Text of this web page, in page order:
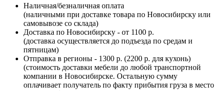
Наличная/безналичная оплата
(наличными при доставке товара по Новосибирску или
самовывозе со склада)
Доставка по Новосибирску - от 1100 р.
(доставка осуществляется до подъезда по средам и
пятницам)
Отправка в регионы - 1300 р. (2200 р. для кухонь)
(стоимость доставки мебели до любой транспортной
компании в Новосибирске. Остальную сумму
оплачивает получатель по факту прибытия груза в место